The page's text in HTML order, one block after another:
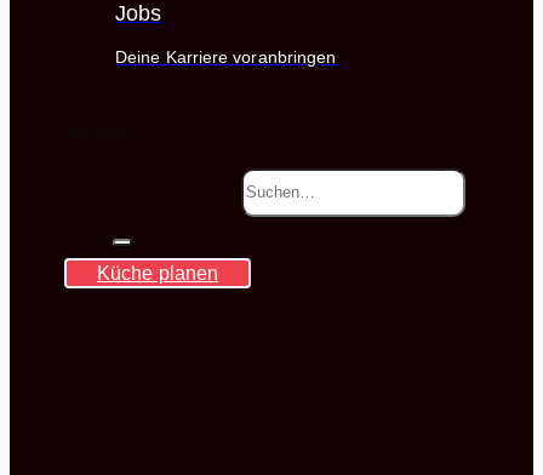
Jobs
Deine Karriere voranbringen
Küche planen